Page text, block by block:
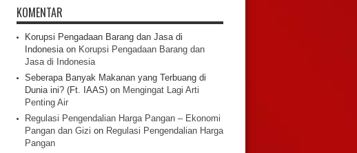
KOMENTAR
Korupsi Pengadaan Barang dan Jasa di
Indonesiaon Korupsi Pengadaan Barang dan
Jasa di Indonesia
Seberapa Banyak Makanan yang Terbuang di
Dunia ini? (Ft. IAAS)on Mengingat Lagi Arti
Penting Air
Regulasi Pengendalian Harga Pangan – Ekonomi
Pangan dan Gizi on Regulasi Pengendalian Harga
Pangan